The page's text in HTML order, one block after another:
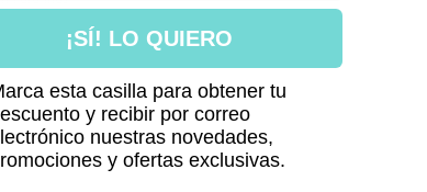
¡SÍ! LO QUIERO
esta casilla para obtener tu
y recibir por correo
nuestras novedades,
y ofertas exclusivas.